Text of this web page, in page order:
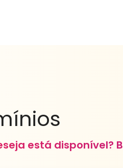
está